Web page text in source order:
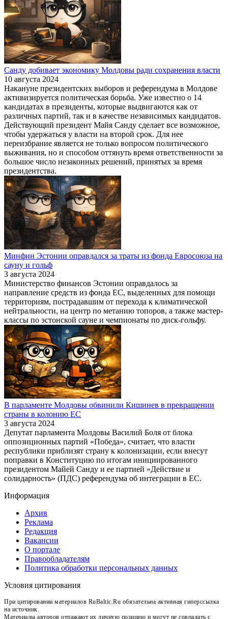
Санду добивает экономику Молдовы ради сохранения власти
10 августа 2024
Накануне президентских выборов и референдума в Молдове
активизируется политическая борьба. Уже известно о 14
кандидатах в президенты, которые выдвигаются как от
различных партий, так и в качестве независимых кандидатов.
Действующий президент Майя Санду сделает все возможное,
чтобы удержаться у власти на второй срок. Для нее
переизбрание является не только вопросом политического
выживания, но и способом оттянуть время ответственности за
большое число незаконных решений, принятых за время
президентства.
Минфин Эстонии оправдался за траты из фонда Евросоюза на
сауну и гольф
3 августа 2024
Министерство финансов Эстонии оправдалось за
направление средств из фонда ЕС, выделенных для помощи
территориям, пострадавшим от перехода к климатической
нейтральности, на центр по метанию топоров, а также мастер-
классы по эстонской сауне и чемпионаты по диск-гольфу.
В парламенте Молдовы обвинили Кишинев в превращении
страны в колонию ЕС
3 августа 2024
Депутат парламента Молдовы Василий Боля от блока
оппозиционных партий «Победа», считает, что власти
республики приблизят страну к колонизации, если внесут
поправки в Конституцию по итогам инициированного
президентом Майей Санду и ее партией «Действие и
солидарность» (ПДС) референдума об интеграции в ЕС.
Информация
Архив
Реклама
Редакция
Вакансии
О портале
Правообладателям
Политика обработки персональных данных
Условия цитирования
При цитировании материалов RuBaltic.Ru обязательна активная гиперссылка
на источник.
Материалы авторов отражают их личную позицию и могут не совпадать с